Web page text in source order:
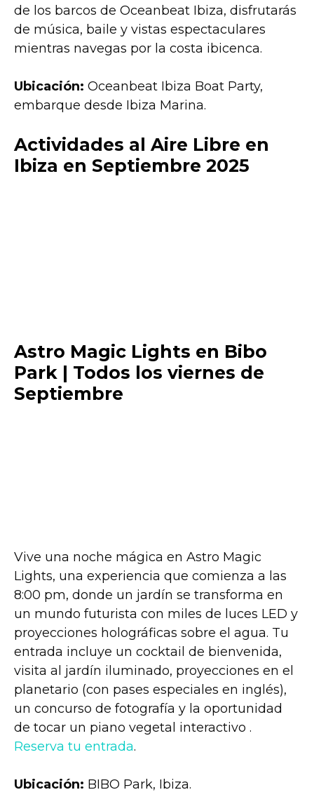
de los barcos de Oceanbeat Ibiza, disfrutarás
de música, baile y vistas espectaculares
mientras navegas por la costa ibicenca.
Ubicación: Oceanbeat Ibiza Boat Party,
embarque desde Ibiza Marina.
Actividades al Aire Libre en
Ibiza en Septiembre 2025
Astro Magic Lights en Bibo
Park | Todos los viernes de
Septiembre
Vive una noche mágica en Astro Magic
Lights, una experiencia que comienza a las
8:00 pm, donde un jardín se transforma en
un mundo futurista con miles de luces LED y
proyecciones holográficas sobre el agua. Tu
entrada incluye un cocktail de bienvenida,
visita al jardín iluminado, proyecciones en el
planetario (con pases especiales en inglés),
un concurso de fotografía y la oportunidad
de tocar un piano vegetal interactivo .
Reserva tu entrada.
Ubicación: BIBO Park, Ibiza.